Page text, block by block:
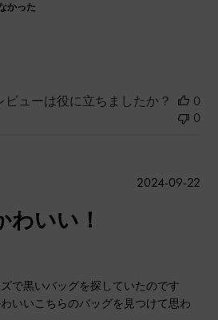
かった
ビューは役に立ちましたか？
0
0
わいい！
で黒いバッグを探していたのです
いいこちらのバッグを見つけて思わ
公
2024-09-22